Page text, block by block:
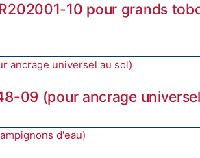
10 pour grands
09 (pour ancrage